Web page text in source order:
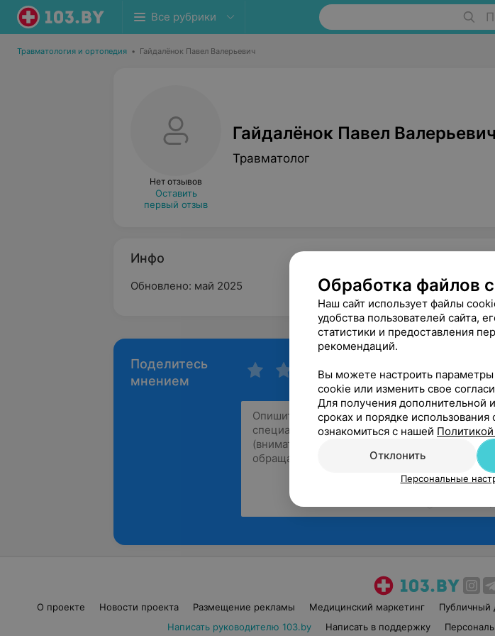
Все рубрики
Травматология и ортопедия • Гайдалёнок Павел Валерьевич
Нет отзывов
Оставить
первый отзыв
Гайдалёнок Павел Валерьевич
Травматолог
Инфо
Обновлено: май 2025
Поделитесь
мнением
О проекте Новости проекта Размещение рекламы Медицинский маркетинг Публичный
Написать руководителю 103.by
Написать в поддержку
Обработка файлов
Наш сайт использует файлы
удобства пользователей сайта,
статистики и предоставления
рекомендаций.
Вы можете настроить
cookie или изменить свое
Для получения дополнительной
сроках и порядке
ознакомиться с нашей
Отклонить
Персональные